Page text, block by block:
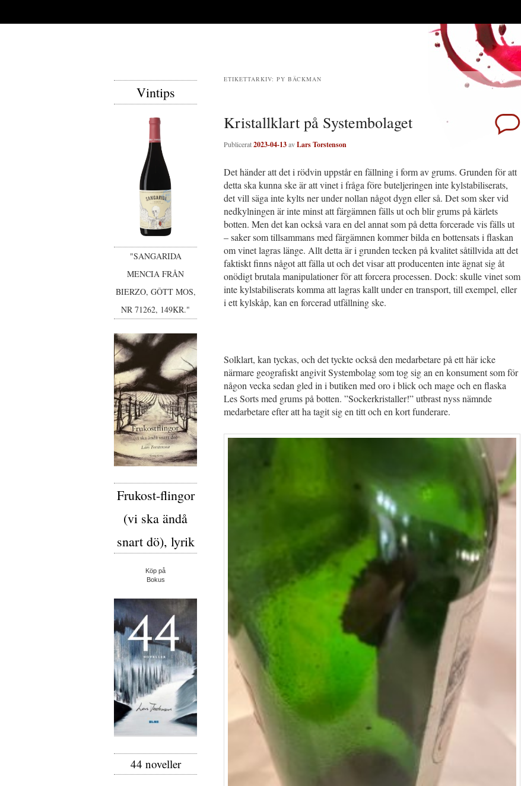
ETIKETTARKIV: PY BÄCKMAN
Kristallklart på Systembolaget
Publicerat2023-04-13avLars Torstenson
Det händer att det i rödvin uppstår en fällning i form av grums. Grunden för att
detta ska kunna ske är att vinet i fråga före buteljeringen inte kylstabiliserats,
det vill säga inte kylts ner under nollan något dygn eller så. Det som sker vid
nedkylningen är inte minst att färgämnen fälls ut och blir grums på kärlets
botten. Men det kan också vara en del annat som på detta forcerade vis fälls ut
– saker som tillsammans med färgämnen kommer bilda en bottensats i flaskan
om vinet lagras länge. Allt detta är i grunden tecken på kvalitet såtillvida att det
faktiskt finns något att fälla ut och det visar att producenten inte ägnat sig åt
onödigt brutala manipulationer för att forcera processen. Dock: skulle vinet som
inte kylstabiliserats komma att lagras kallt under en transport, till exempel, eller
i ett kylskåp, kan en forcerad utfällning ske.
Solklart, kan tyckas, och det tyckte också den medarbetare på ett här icke
närmare geografiskt angivit Systembolag som tog sig an en konsument som för
någon vecka sedan gled in i butiken med oro i blick och mage och en flaska
Les Sorts med grums på botten. ”Sockerkristaller!” utbrast nyss nämnde
medarbetare efter att ha tagit sig en titt och en kort funderare.
Vintips
"SANGARIDA
MENCIA FRÅN
BIERZO, GÔTT MOS,
NR 71262, 149KR."
Frukost-flingor
(vi ska ändå
snart dö), lyrik
Köp på
Bokus
44 noveller